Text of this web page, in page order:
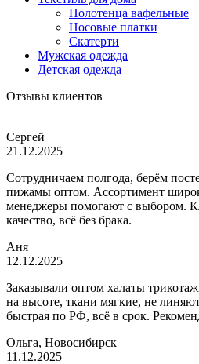
Полотенца вафельные
Носовые платки
Скатерти
Мужская одежда
Детская одежда
Отзывы клиентов
Сергей
21.12.2025
Сотрудничаем полгода, берём
пижамы оптом. Ассортимент
менеджеры помогают с выбором.
качество, всё без брака.
Аня
12.12.2025
Заказывали оптом халаты
на высоте, ткани мягкие, не
быстрая по РФ, всё в срок.
Ольга, Новосибирск
11.12.2025